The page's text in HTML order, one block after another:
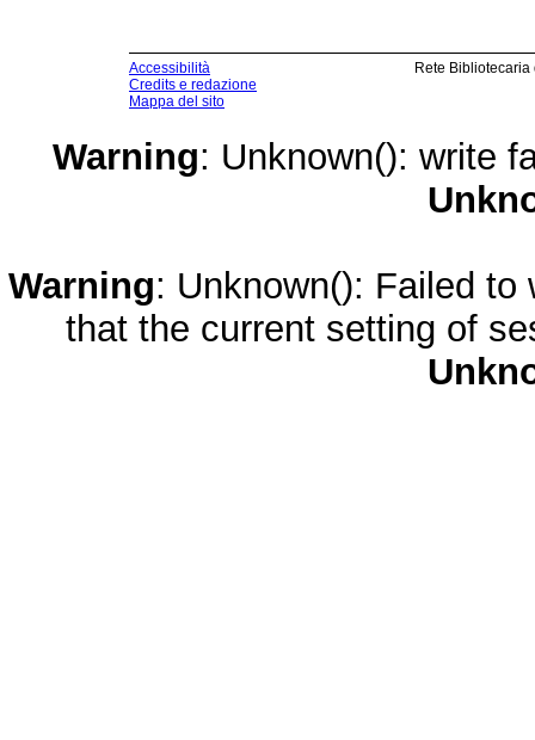
Accessibilità
Credits e redazione
Mappa del sito
Rete
Warning: Unknown(): write
Warning: Unknown(): Failed
that the current setting of